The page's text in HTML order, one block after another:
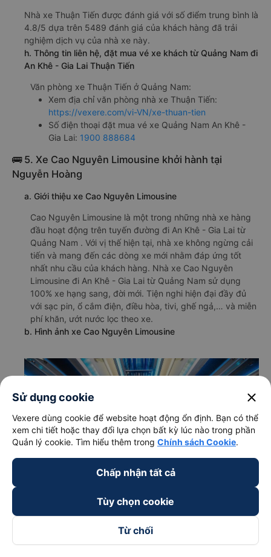
Nhà xe Thuận Tiến được đánh giá với số điểm trung bình là
4.8/5 dựa trên 5489 đánh giá của khách hàng đã trải
nghiệm dịch vụ của nhà xe này.
h. Thông tin liên hệ, đặt mua vé xe khách từ Quảng Nam đi
An Khê - Gia Lai Thuận Tiến
Văn phòng xe Thuận Tiến ở Quảng Nam:
Xem địa chỉ văn phòng nhà xe Thuận Tiến:
https://vexere.com/vi-VN/xe-thuan-tien
Số điện thoại đặt mua vé xe Quảng Nam An Khê -
Gia Lai: 1900 888684
🚌 5. Xe Cao Nguyên Limousine khởi hành tại
Nguyễn Hoàng
a. Giới thiệu xe Cao Nguyên Limousine
Cao Nguyên Limousine là một trong những nhà xe hàng
đầu hoạt động trên tuyến đường đi An Khê - Gia Lai từ
Quảng Nam . Với vị thế hiện tại, nhà xe không ngừng cải
tiến và mang đến các dòng xe mới nhằm đáp ứng tốt
nhất nhu cầu của khách hàng. Nhà xe Cao Nguyên
Limousine đi An Khê - Gia Lai từ Quảng Nam sử dụng
100% xe hạng sang, đời mới. Tiện nghi hiện đại đầy đủ
với sạc pin, ổ cắm điện, điều hòa, tivi, ghế ngả,… và miễn
phí khăn, ướt nước lọc theo xe.
b. Hình ảnh xe Cao Nguyên Limousine
c. Lộ trình, giờ khởi hành và giờ kết thúc của xe khách Cao
Nguyên Limousine
Sử dụng cookie close
Vexere dùng cookie để website hoạt động ổn định. Bạn có thể
xem chi tiết hoặc thay đổi lựa chọn bất kỳ lúc nào trong phần
Quản lý cookie. Tìm hiểu thêm trong Chính sách Cookie.
Chấp nhận tất cả
Tùy chọn cookie
Từ chối